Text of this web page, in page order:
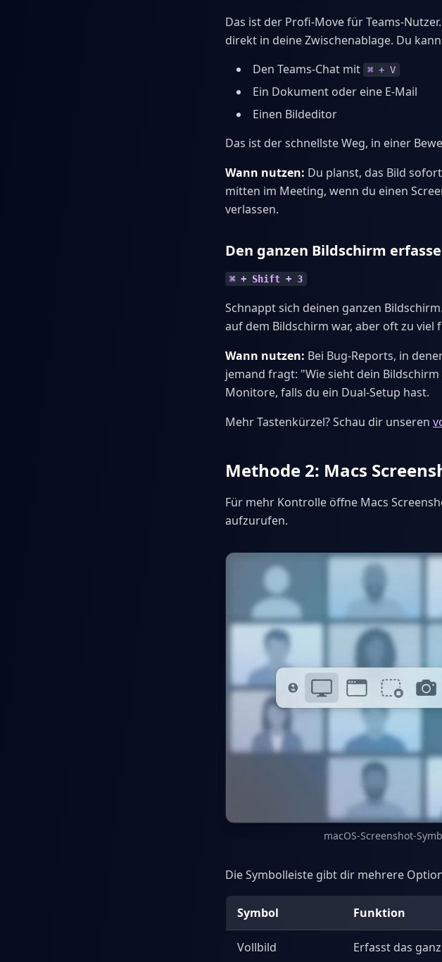
Das ist der Profi-Move für Teams-
direkt in deine Zwischenablage. Du
Den Teams-Chat mit
⌘ + V
Ein Dokument oder eine E-Mail
Einen Bildeditor
Das ist der schnellste Weg, in einer
Wann nutzen: Du planst, das Bild
mitten im Meeting, wenn du einen
verlassen.
Den ganzen Bildschirm
⌘ + Shift + 3
Schnappt sich deinen ganzen
auf dem Bildschirm war, aber oft zu viel
Wann nutzen: Bei Bug-Reports, in
jemand fragt: "Wie sieht dein
Monitore, falls du ein Dual-Setup hast.
Mehr Tastenkürzel? Schau dir unseren
Methode 2: Macs
Für mehr Kontrolle öffne Macs
aufzurufen.
macOS-Screenshot-
Die Symbolleiste gibt dir mehrere
Symbol Funktion
Vollbild Erfasst das